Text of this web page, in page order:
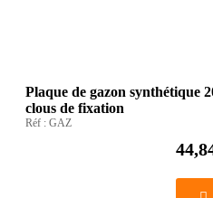
Plaque de gazon synthétique
clous de fixation
Réf : GAZ